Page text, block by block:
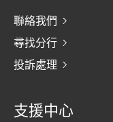
聯絡我們
尋找分行
投訴處理
支援中心